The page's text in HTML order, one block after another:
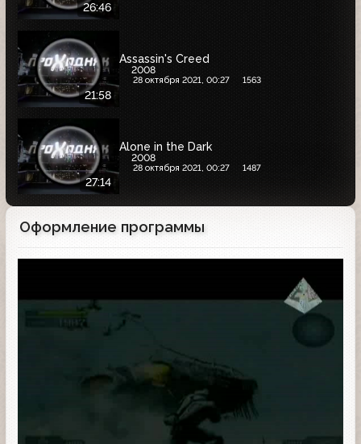
26:46
21:58
Assassin's Creed
2008
28 октября 2021, 00:27 1563
27:14
Alone in the Dark
2008
28 октября 2021, 00:27 1487
Оформление программы